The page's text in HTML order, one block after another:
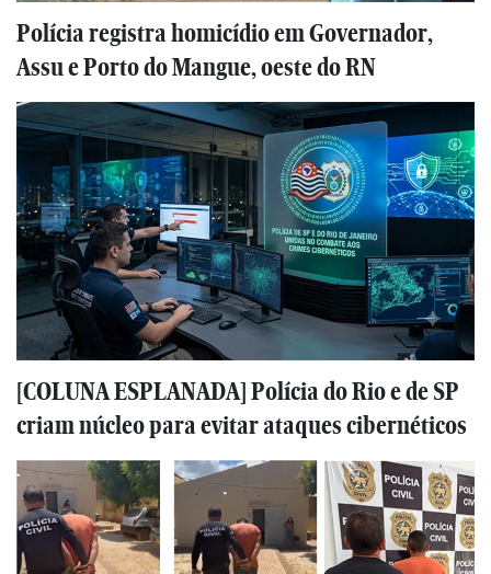
Polícia registra homicídio em Governador,
Assu e Porto do Mangue, oeste do RN
[COLUNA ESPLANADA] Polícia do Rio e de SP
criam núcleo para evitar ataques cibernéticos